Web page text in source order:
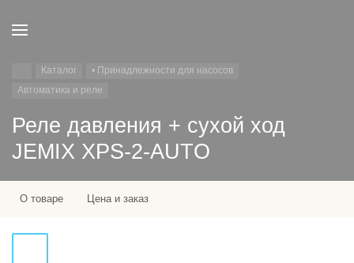
Каталог
• Принадлежности для насосов
Автоматика и реле
Реле давления + сухой ход
JEMIX XPS-2-AUTO
О товаре Цена и заказ